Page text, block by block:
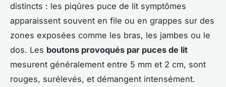
distincts : les piqûres puce de lit symptômes
apparaissent souvent en file ou en grappes sur des
zones exposées comme les bras, les jambes ou le
dos. Les boutons provoqués par puces de lit
mesurent généralement entre 5 mm et 2 cm, sont
rouges, surélevés, et démangent intensément.